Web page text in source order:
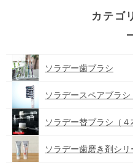
カテゴ
ソラデー歯ブラシ
ソラデースペアブラシ
ソラデー替ブラシ（４
ソラデー歯磨き剤シリ